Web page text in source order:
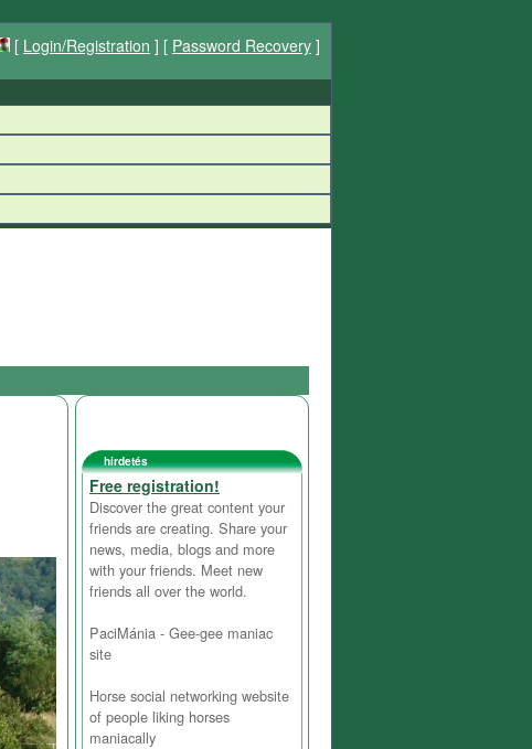
[ Login/Registration ] [ Password Recovery ]
hirdetés
Free registration!
Discover the great content your
friends are creating. Share your
news, media, blogs and more
with your friends. Meet new
friends all over the world.
PaciMánia - Gee-gee maniac
site
Horse social networking website
of people liking horses
maniacally